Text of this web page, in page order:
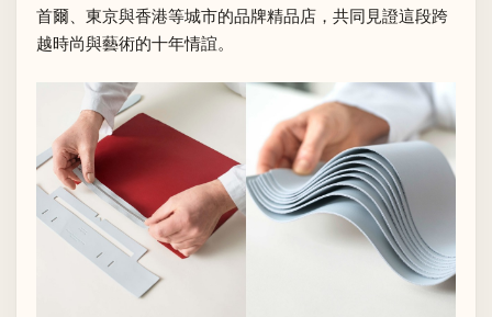
首爾、東京與香港等城市的品牌精品店，共同見證這段跨
越時尚與藝術的十年情誼。